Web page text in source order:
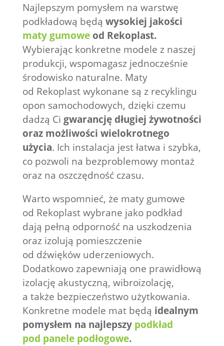
Najlepszym pomysłem na warstwę
podkładową będą wysokiej jakości
maty gumoweod Rekoplast.
Wybierając konkretne modele z naszej
produkcji, wspomagasz jednocześnie
środowisko naturalne. Maty
od Rekoplast wykonane są z recyklingu
opon samochodowych, dzięki czemu
dadzą Ci gwarancję długiej żywotności
oraz możliwości wielokrotnego
użycia. Ich instalacja jest łatwa i szybka,
co pozwoli na bezproblemowy montaż
oraz na oszczędność czasu.
Warto wspomnieć, że maty gumowe
od Rekoplast wybrane jako podkład
dają pełną odporność na uszkodzenia
oraz izolują pomieszczenie
od dźwięków uderzeniowych.
Dodatkowo zapewniają one prawidłową
izolację akustyczną, wibroizolację,
a także bezpieczeństwo użytkowania.
Konkretne modele mat będą idealnym
pomysłem na najlepszy podkład
pod panele podłogowe.